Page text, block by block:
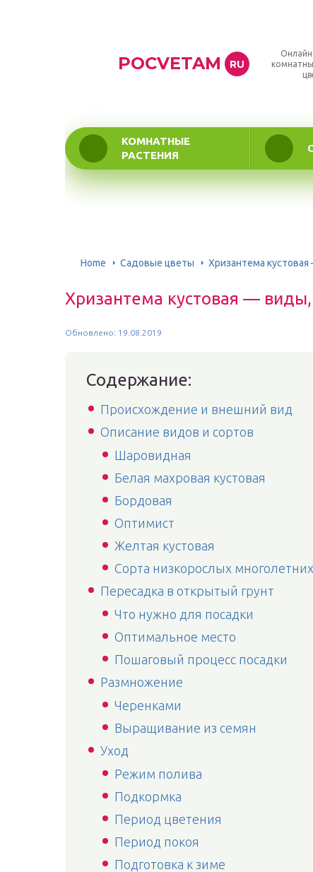
POCVETAM RU
КОМНАТНЫЕ
РАСТЕНИЯ
Home Садовые цветы Хризантема
Хризантема кустовая —
Обновлено: 19.08.2019
Содержание:
Происхождение и внешний вид
Описание видов и сортов
Шаровидная
Белая махровая кустовая
Бордовая
Оптимист
Желтая кустовая
Сорта низкорослых
Пересадка в открытый грунт
Что нужно для посадки
Оптимальное место
Пошаговый процесс посадки
Размножение
Черенками
Выращивание из семян
Уход
Режим полива
Подкормка
Период цветения
Период покоя
Подготовка к зиме